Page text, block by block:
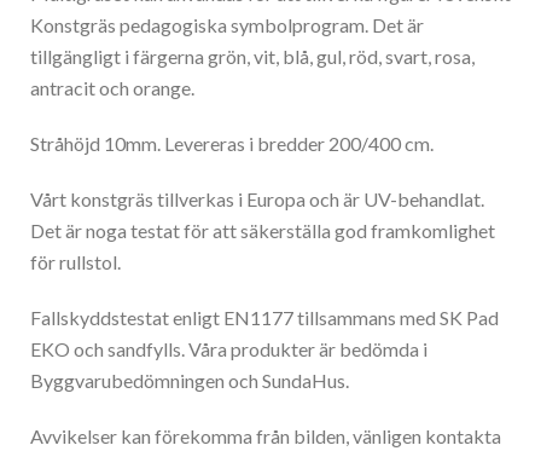
Konstgräs pedagogiska symbolprogram. Det är
tillgängligt i färgerna grön, vit, blå, gul, röd, svart, rosa,
antracit och orange.
Stråhöjd 10mm. Levereras i bredder 200/400 cm.
Vårt konstgräs tillverkas i Europa och är UV-behandlat.
Det är noga testat för att säkerställa god framkomlighet
för rullstol.
Fallskyddstestat enligt EN1177 tillsammans med SK Pad
EKO och sandfylls. Våra produkter är bedömda i
Byggvarubedömningen och SundaHus.
Avvikelser kan förekomma från bilden, vänligen kontakta